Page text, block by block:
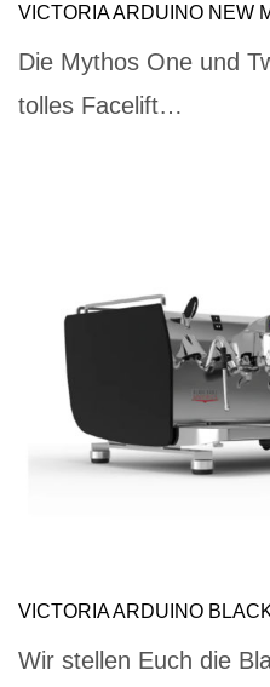
VICTORIA ARDUINO NEW
Die Mythos One und
tolles Facelift…
VICTORIA ARDUINO
Wir stellen Euch die